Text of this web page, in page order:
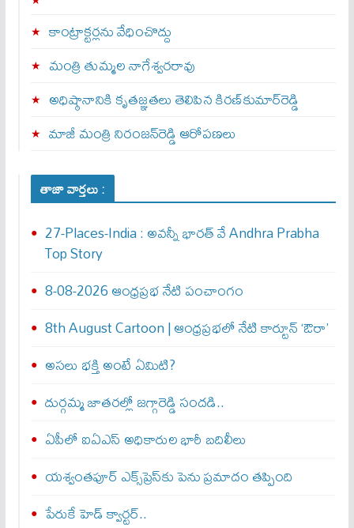
కాంట్రాక్టర్లను వేధించొద్దు
మంత్రి తుమ్మల నాగేశ్వరరావు
అధిష్ఠానానికి కృతజ్ఞతలు తెలిపిన కిరణ్‌కుమార్‌రెడ్డి
మాజీ మంత్రి నిరంజన్‌రెడ్డి ఆరోపణలు
తాజా వార్తలు :
27-Places-India : అవ‌న్నీ భార‌త్ వే Andhra Prabha
Top Story
8-08-2026 ఆంధ్రప్రభ నేటి పంచాంగం
8th August Cartoon | ఆంధ్రప్రభలో నేటి కార్టూన్ ‘ఔరా’
అసలు భక్తి అంటే ఏమిటి?
దుర్గమ్మ జాతరల్లో జగ్గారెడ్డి సందడి..
ఏపీలో ఐఏఎస్ అధికారుల భారీ బదిలీలు
యశ్వంతపూర్ ఎక్స్‌ప్రెస్‌కు పెను ప్రమాదం తప్పింది
పేరుకే హెడ్ క్వార్టర్..